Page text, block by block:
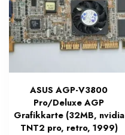
ASUS AGP-V3800
Pro/Deluxe AGP
Grafikkarte (32MB, nvidia
TNT2 pro, retro, 1999)